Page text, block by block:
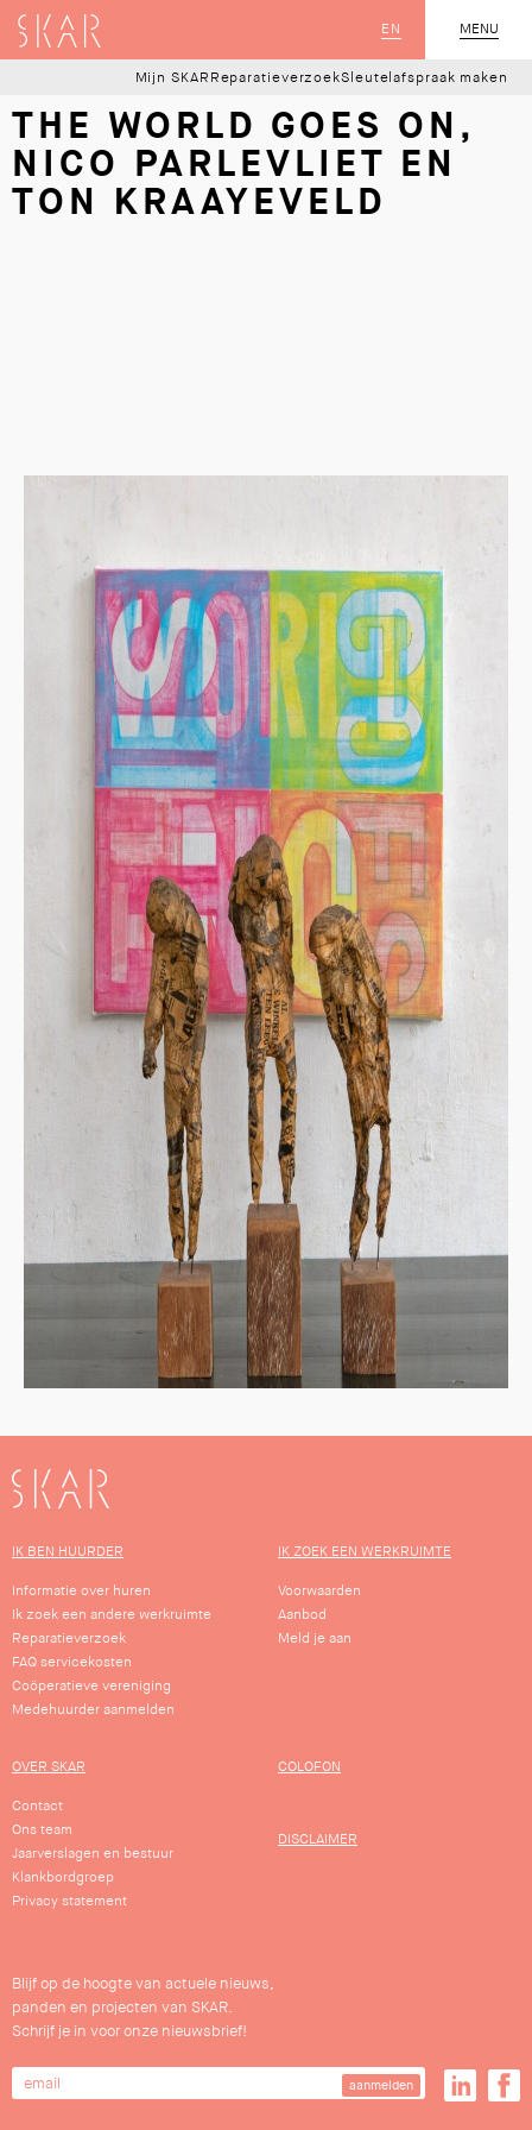
MENU
SLUIT
EN
SKAR
Mijn SKAR ReparatieverzoekSleutelafspraak maken
THE WORLD GOES ON,
NICO PARLEVLIET EN
TON KRAAYEVELD
SKAR
IK BEN HUURDER
Informatie over huren
Ik zoek een andere werkruimte
Reparatieverzoek
FAQ servicekosten
Coöperatieve vereniging
Medehuurder aanmelden
IK ZOEK EEN WERKRUIMTE
Voorwaarden
Aanbod
Meld je aan
OVER SKAR
Contact
Ons team
Jaarverslagen en bestuur
Klankbordgroep
Privacy statement
COLOFON
DISCLAIMER
Blijf op de hoogte van actuele nieuws,
panden en projecten van SKAR.
Schrijf je in voor onze nieuwsbrief!